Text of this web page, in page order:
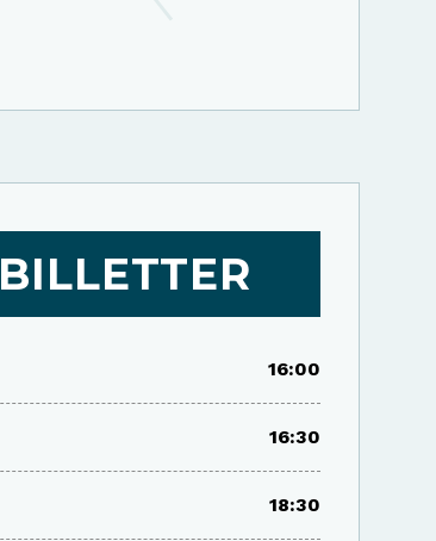
BILLETTER
16:00
16:30
18:30